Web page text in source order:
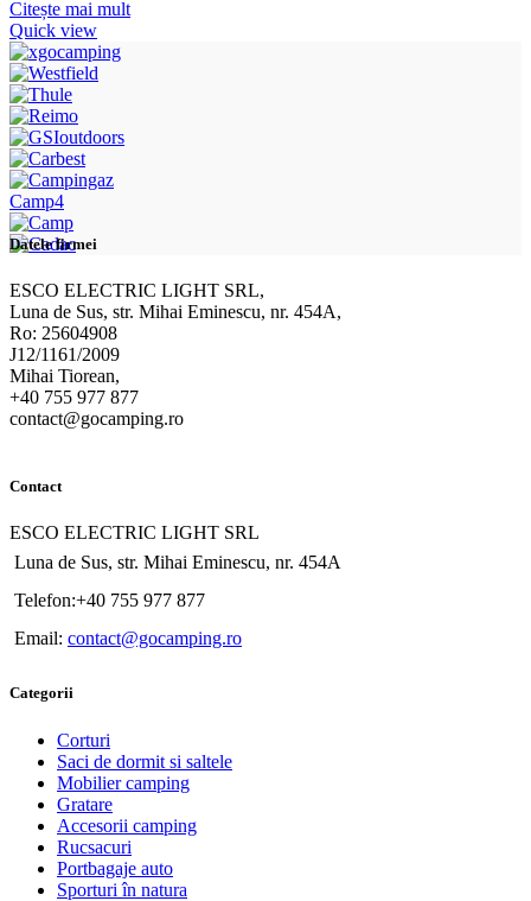
Citește mai mult
Quick view
Camp4
Datele firmei
ESCO ELECTRIC LIGHT SRL,
Luna de Sus, str. Mihai Eminescu, nr. 454A,
Ro: 25604908
J12/1161/2009
Mihai Tiorean,
+40 755 977 877
contact@gocamping.ro
Contact
ESCO ELECTRIC LIGHT SRL
Luna de Sus, str. Mihai Eminescu, nr. 454A
Telefon:+40 755 977 877
Email: contact@gocamping.ro
Categorii
Corturi
Saci de dormit si saltele
Mobilier camping
Gratare
Accesorii camping
Rucsacuri
Portbagaje auto
Sporturi în natura